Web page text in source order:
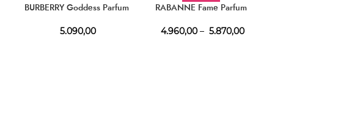
BURBERRY Goddess Parfum
5.090,00
RABANNE Fame Parfum
4.960,00 – 5.870,00